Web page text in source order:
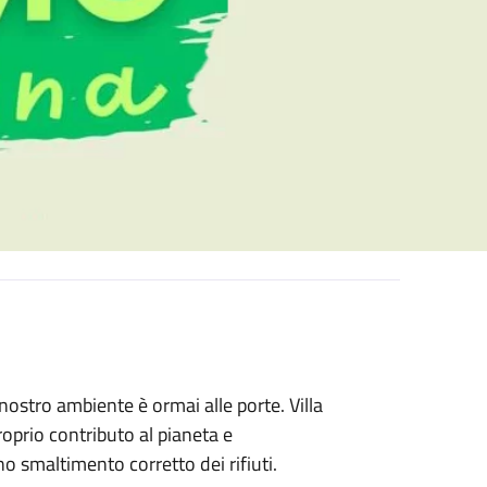
ambiente è ormai alle porte. Villa
contributo al pianeta e
smaltimento corretto dei rifiuti.